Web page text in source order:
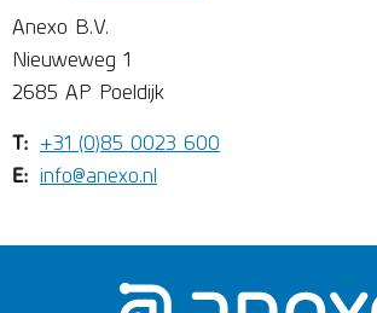
Anexo B.V.
Nieuweweg 1
2685 AP Poeldijk
T: +31 (0)85 0023 600
E: info@anexo.nl